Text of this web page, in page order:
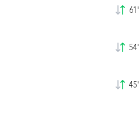
61'
54'
45'